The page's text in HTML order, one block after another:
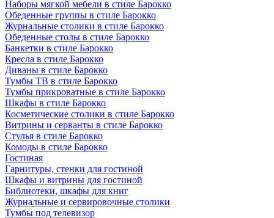
Наборы мягкой мебели в стиле Барокко
Обеденные группы в стиле Барокко
Журнальные столики в стиле Барокко
Обеденные столы в стиле Барокко
Банкетки в стиле Барокко
Кресла в стиле Барокко
Диваны в стиле Барокко
Тумбы ТВ в стиле Барокко
Тумбы прикроватные в стиле Барокко
Шкафы в стиле Барокко
Косметические столики в стиле Барокко
Витрины и серванты в стиле Барокко
Стулья в стиле Барокко
Комоды в стиле Барокко
Гостиная
Гарнитуры, стенки для гостиной
Шкафы и витрины для гостиной
Библиотеки, шкафы для книг
Журнальные и сервировочные столики
Тумбы под телевизор